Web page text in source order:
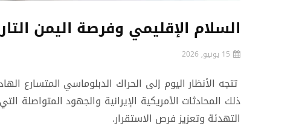
السلام الإقليمي وفرصة اليمن
15 يونيو, 2026
تتجه الأنظار اليوم إلى الحراك الدبلوماسي المتسارع
ذلك المحادثات الأمريكية الإيرانية والجهود المتواصلة
التهدئة وتعزيز فرص الاستقرار.